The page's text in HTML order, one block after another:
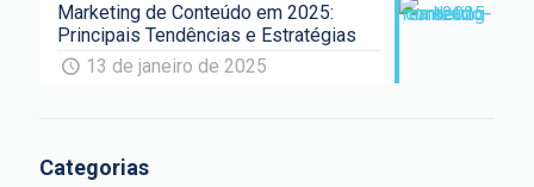
Marketing de Conteúdo em 2025:
Principais Tendências e Estratégias
13 de janeiro de 2025
Categorias